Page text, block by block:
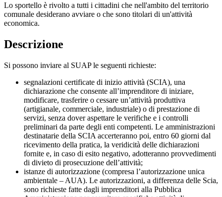
Lo sportello è rivolto a tutti i cittadini che nell'ambito del territorio
comunale desiderano avviare o che sono titolari di un'attività
economica.
Descrizione
Si possono inviare al SUAP le seguenti richieste:
segnalazioni certificate di inizio attività (SCIA), una
dichiarazione che consente all’imprenditore di iniziare,
modificare, trasferire o cessare un’attività produttiva
(artigianale, commerciale, industriale) o di prestazione di
servizi, senza dover aspettare le verifiche e i controlli
preliminari da parte degli enti competenti. Le amministrazioni
destinatarie della SCIA accerteranno poi, entro 60 giorni dal
ricevimento della pratica, la veridicità delle dichiarazioni
fornite e, in caso di esito negativo, adotteranno provvedimenti
di divieto di prosecuzione dell’attività;
istanze di autorizzazione (compresa l’autorizzazione unica
ambientale – AUA). Le autorizzazioni, a differenza delle Scia,
sono richieste fatte dagli imprenditori alla Pubblica